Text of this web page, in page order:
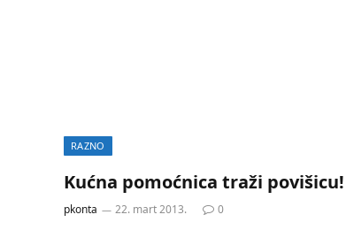
RAZNO
Kućna pomoćnica traži povišicu!
pkonta 22. mart 2013. 0